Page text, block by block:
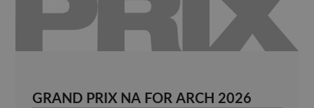
GRAND PRIX NA FOR ARCH 2026